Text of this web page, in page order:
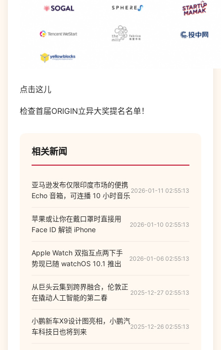
点击这儿
检查首届ORIGIN立异大奖提名名单！
相关新闻
亚马逊发布仅限印度市场的便携
Echo 音箱，可连播 10 小时音乐
2026-01-11 02:55:13
苹果或让你在戴口罩时直接用
Face ID 解锁 iPhone
2026-01-10 02:55:13
Apple Watch 双指互点两下手
势现已随 watchOS 10.1 推出
2026-01-06 02:55:13
从巨头云集到跨界融合，伦敦正
在撬动人工智能的第二春
2025-12-27 02:55:13
小鹏新车X9设计图亮相，小鹏汽
车科技日也将到来
2025-12-26 02:55:13